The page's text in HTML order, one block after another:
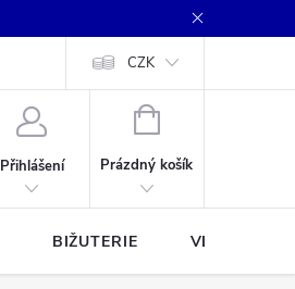
CZK
Přihlášení
NÁKUPNÍ
Prázdný košík
BIŽUTERIE VLASCE A